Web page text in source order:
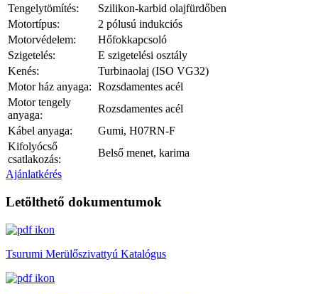
Tengelytömítés:
Szilikon-karbid olajfürdőben
Motortípus:
2 pólusú indukciós
Motorvédelem:
Hőfokkapcsoló
Szigetelés:
E szigetelési osztály
Kenés:
Turbinaolaj (ISO VG32)
Motor ház anyaga: Rozsdamentes acél
Motor tengely
anyaga:
Rozsdamentes acél
Kábel anyaga:
Gumi, H07RN-F
Kifolyócső
csatlakozás:
Belső menet, karima
Ajánlatkérés
Letölthető dokumentumok
Tsurumi Merülőszivattyú Katalógus